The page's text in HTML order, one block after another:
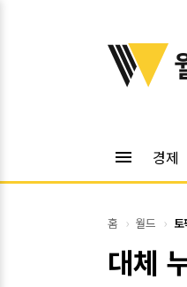
위키트리
menu 경제
홈 월드 토
대체